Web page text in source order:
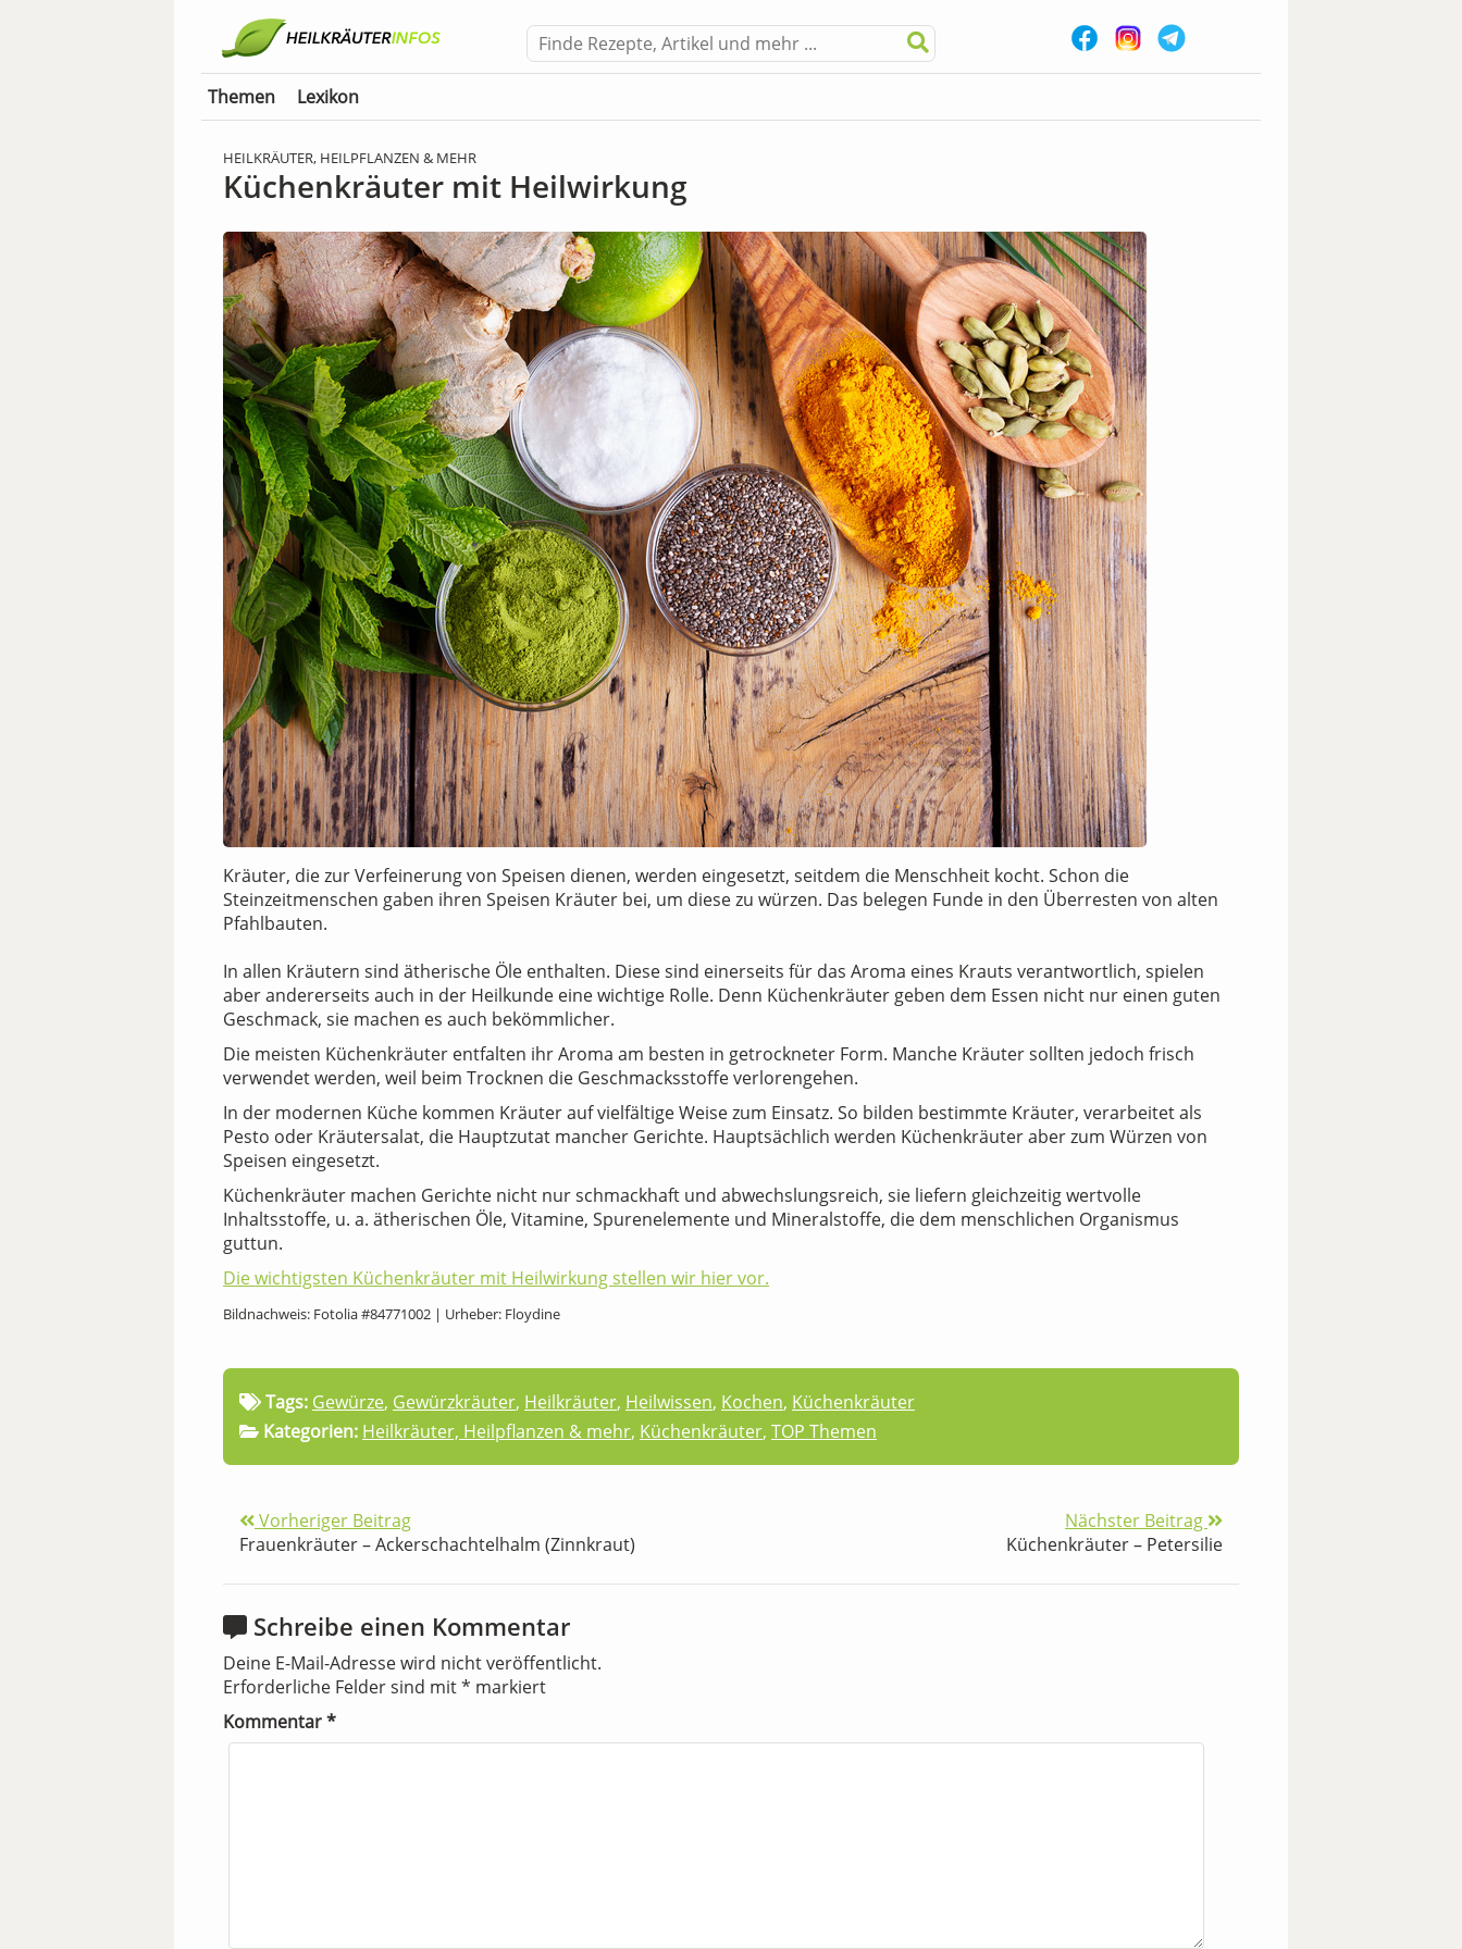
Themen Lexikon
HEILKRÄUTER, HEILPFLANZEN & MEHR
Küchenkräuter mit Heilwirkung
Kräuter, die zur Verfeinerung von Speisen dienen, werden eingesetzt, seitdem die Menschheit kocht. Schon die
Steinzeitmenschen gaben ihren Speisen Kräuter bei, um diese zu würzen. Das belegen Funde in den Überresten von alten
Pfahlbauten.
In allen Kräutern sind ätherische Öle enthalten. Diese sind einerseits für das Aroma eines Krauts verantwortlich, spielen
aber andererseits auch in der Heilkunde eine wichtige Rolle. Denn Küchenkräuter geben dem Essen nicht nur einen guten
Geschmack, sie machen es auch bekömmlicher.
Die meisten Küchenkräuter entfalten ihr Aroma am besten in getrockneter Form. Manche Kräuter sollten jedoch frisch
verwendet werden, weil beim Trocknen die Geschmacksstoffe verlorengehen.
In der modernen Küche kommen Kräuter auf vielfältige Weise zum Einsatz. So bilden bestimmte Kräuter, verarbeitet als
Pesto oder Kräutersalat, die Hauptzutat mancher Gerichte. Hauptsächlich werden Küchenkräuter aber zum Würzen von
Speisen eingesetzt.
Küchenkräuter machen Gerichte nicht nur schmackhaft und abwechslungsreich, sie liefern gleichzeitig wertvolle
Inhaltsstoffe, u. a. ätherischen Öle, Vitamine, Spurenelemente und Mineralstoffe, die dem menschlichen Organismus
guttun.
Die wichtigsten Küchenkräuter mit Heilwirkung stellen wir hier vor.
Bildnachweis: Fotolia #84771002 | Urheber: Floydine
Tags: Gewürze, Gewürzkräuter, Heilkräuter, Heilwissen, Kochen, Küchenkräuter
Kategorien: Heilkräuter, Heilpflanzen & mehr, Küchenkräuter, TOP Themen
Vorheriger Beitrag
Frauenkräuter – Ackerschachtelhalm (Zinnkraut)
Nächster Beitrag
Küchenkräuter – Petersilie
Schreibe einen Kommentar
Deine E-Mail-Adresse wird nicht veröffentlicht.
Erforderliche Felder sind mit* markiert
Kommentar*